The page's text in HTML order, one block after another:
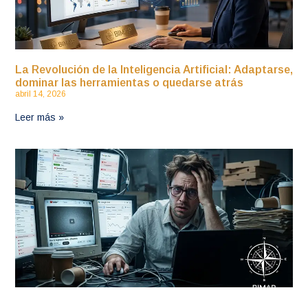
La Revolución de la Inteligencia Artificial: Adaptarse,
dominar las herramientas o quedarse atrás
abril 14, 2026
Leer más »